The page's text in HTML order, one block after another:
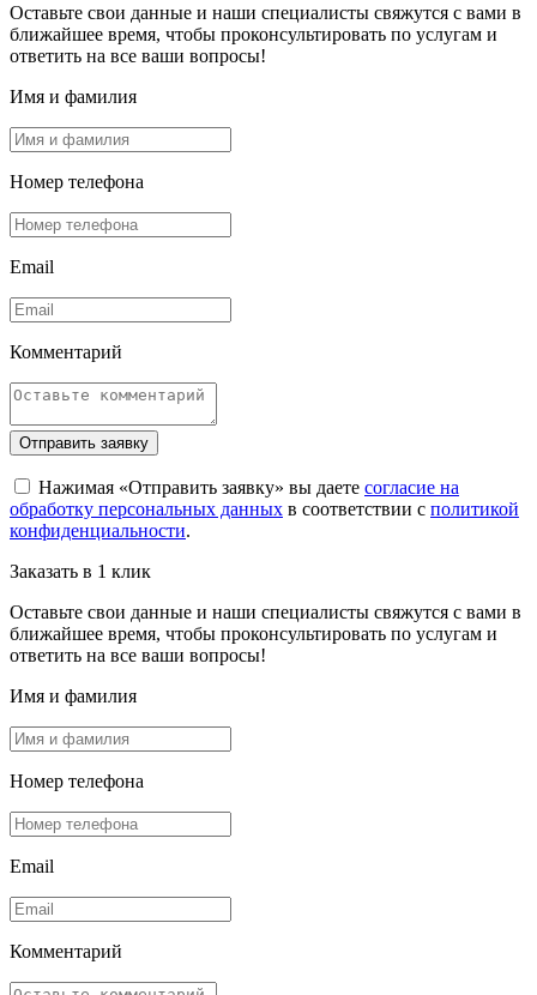
Оставьте свои данные и наши специалисты свяжутся с вами в
ближайшее время, чтобы проконсультировать по услугам и
ответить на все ваши вопросы!
Имя и фамилия
Номер телефона
Email
Комментарий
Отправить заявку
Нажимая «Отправить заявку» вы даете согласие на
обработку персональных данных в соответствии с политикой
конфиденциальности.
Заказать в 1 клик
Оставьте свои данные и наши специалисты свяжутся с вами в
ближайшее время, чтобы проконсультировать по услугам и
ответить на все ваши вопросы!
Имя и фамилия
Номер телефона
Email
Комментарий